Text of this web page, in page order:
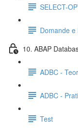
SELECT-
Domande e
10. ABAP
ADBC -
ADBC -
Test